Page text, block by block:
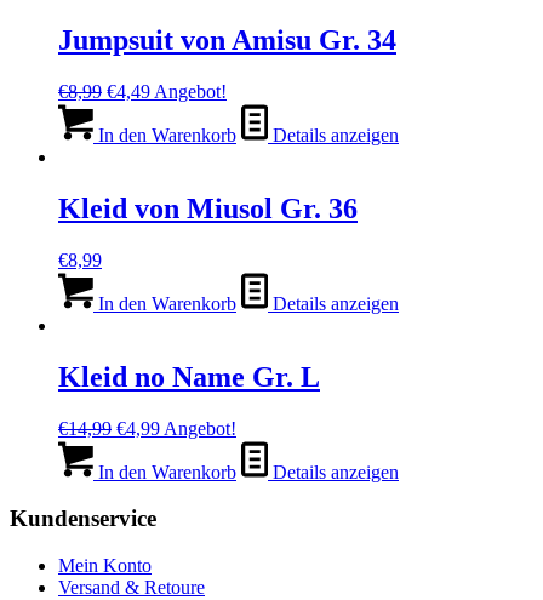
Jumpsuit von Amisu Gr. 34
€8,99 Ursprünglicher
war:
€4,49Aktueller
ist:
Angebot!
In den Warenkorb Details anzeigen
Kleid von Miusol Gr. 36
€8,99
In den Warenkorb Details anzeigen
Kleid no Name Gr. L
€14,99 Ursprünglicher
war:
€4,99Aktueller
ist:
Angebot!
In den Warenkorb Details anzeigen
Kundenservice
Mein Konto
Versand & Retoure